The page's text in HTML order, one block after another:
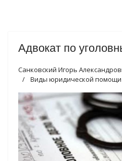
Адвокат по
Санковский Игорь
Виды юридической помощи